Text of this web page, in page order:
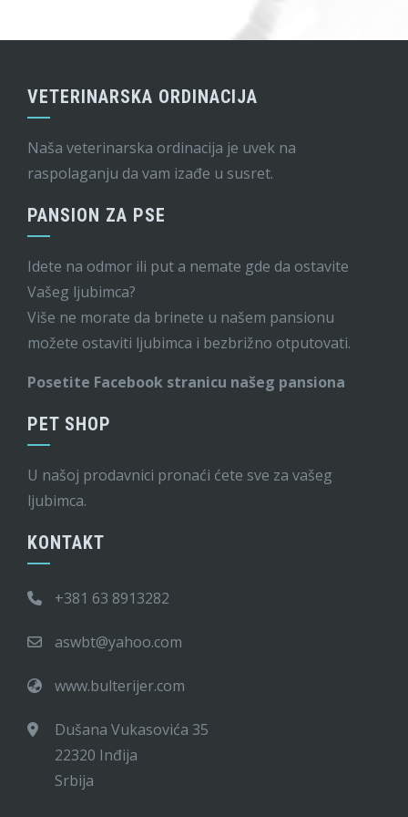
VETERINARSKA ORDINACIJA
Naša veterinarska ordinacija je uvek na
raspolaganju da vam izađe u susret.
PANSION ZA PSE
Idete na odmor ili put a nemate gde da ostavite
Vašeg ljubimca?
Više ne morate da brinete u našem pansionu
možete ostaviti ljubimca i bezbrižno otputovati.
Posetite Facebook stranicu našeg pansiona
PET SHOP
U našoj prodavnici pronaći ćete sve za vašeg
ljubimca.
KONTAKT
+381 63 8913282
aswbt@yahoo.com
www.bulterijer.com
Dušana Vukasovića 35
22320 Inđija
Srbija